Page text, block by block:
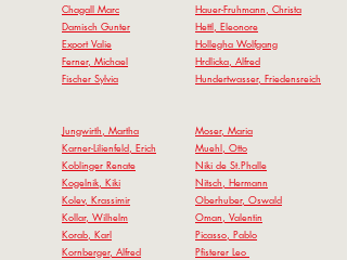
Chagall Marc
Damisch Gunter
Export Valie
Ferner, Michael
Fischer Sylvia
Hauer-Fruhmann, Christa
Hettl, Eleonore
Hollegha Wolfgang
Hrdlicka, Alfred
Hundertwasser, Friedensreich
Jungwirth, Martha
Karner-Lilienfeld, Erich
Koblinger Renate
Kogelnik, Kiki
Kolev, Krassimir
Kollar, Wilhelm
Korab, Karl
Kornberger, Alfred
Moser, Maria
Muehl, Otto
Niki de St.Phalle
Nitsch, Hermann
Oberhuber, Oswald
Oman, Valentin
Picasso, Pablo
Pfisterer Leo